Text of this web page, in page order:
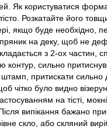
Як користуватися
Розкатайте його
якщо буде необхідно,
на деку, щоб не
з 2-ох частин,
контур, сильно
штамп, притискати сильно
чітко було видно
на тісті,
випікання бажано
скло, або скляний